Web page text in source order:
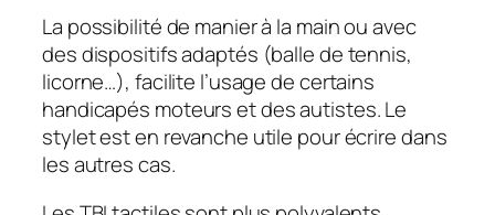
La possibilité de manier à la main ou avec
des dispositifs adaptés (balle de tennis,
licorne…), facilite l’usage de certains
handicapés moteurs et des autistes. Le
stylet est en revanche utile pour écrire dans
les autres cas.